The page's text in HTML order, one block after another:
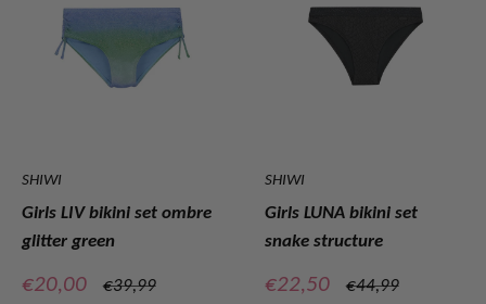
SHIWI
Girls LIV bikini set ombre
glitter green
Verkoopprijs
€20,00
Normale
€39,99
SHIWI
Girls LUNA bikini set
snake structure
Verkoopprijs
€22,50
Normale
€44,99